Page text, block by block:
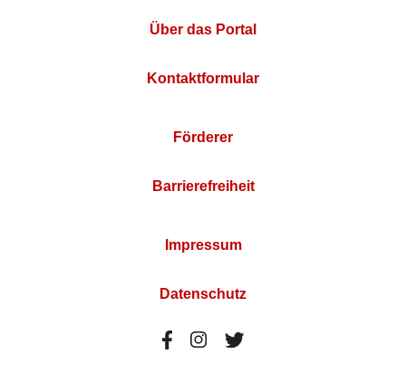
Über das Portal
Kontaktformular
Förderer
Barrierefreiheit
Impressum
Datenschutz